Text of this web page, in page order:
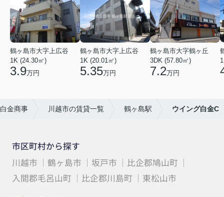
鶴ヶ島市大字上広谷
1K (24.30㎡)
3.9万円
鶴ヶ島市大字上広谷
1K (20.01㎡)
5.35万円
鶴ヶ島市大字鶴ヶ丘
3DK (57.80㎡)
7.2万円
金商事 川越市の賃貸一覧 鶴ヶ島駅 ウイング白金C
市区町村から探す
川越市
鶴ヶ島市 坂戸市
比企郡鳩山町
入間郡毛呂山町
比企郡川島町
東松山市